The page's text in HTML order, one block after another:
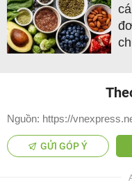
Nguồn: https://
GỬI GÓP Ý